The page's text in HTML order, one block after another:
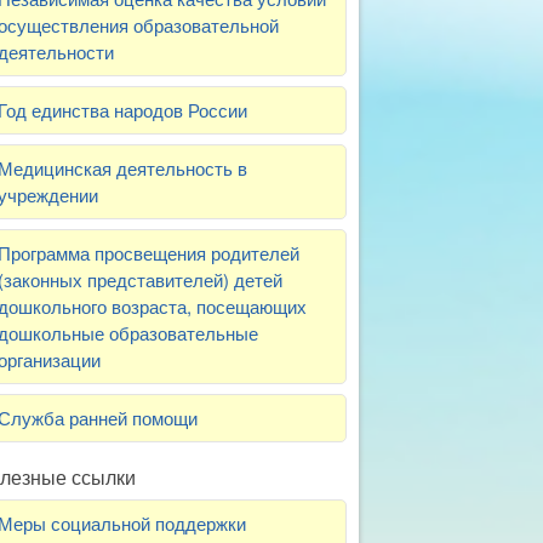
образовательной
единства народов России
деятельность в
просвещения родителей
представителей) детей
возраста, посещающих
образовательные
ранней помощи
ссылки
социальной поддержки